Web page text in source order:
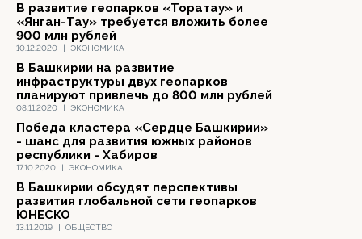
10.12.2020 | ЭКОНОМИКА
В развитие геопарков «Торатау» и
«Янган-Тау» требуется вложить более
900 млн рублей
08.11.2020 | ЭКОНОМИКА
В Башкирии на развитие
инфраструктуры двух геопарков
планируют привлечь до 800 млн рублей
17.10.2020 | ЭКОНОМИКА
Победа кластера «Сердце Башкирии»
- шанс для развития южных районов
республики - Хабиров
13.11.2019 | ОБЩЕСТВО
В Башкирии обсудят перспективы
развития глобальной сети геопарков
ЮНЕСКО